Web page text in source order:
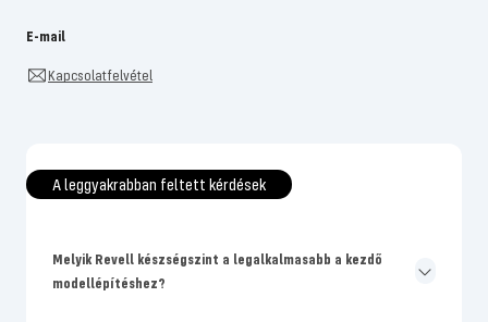
E-mail
Kapcsolatfelvétel
A leggyakrabban feltett kérdések
Melyik Revell készségszint a legalkalmasabb a kezdő
modellépítéshez?